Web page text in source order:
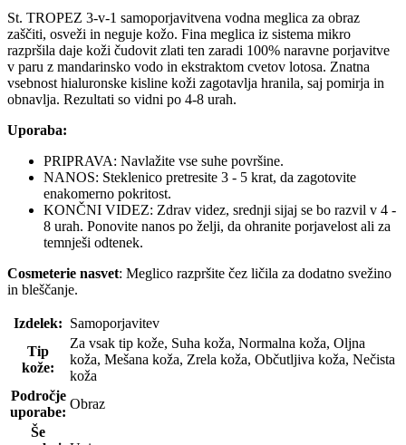
St. TROPEZ 3-v-1 samoporjavitvena vodna meglica za obraz
zaščiti, osveži in neguje kožo. Fina meglica iz sistema mikro
razpršila daje koži čudovit zlati ten zaradi 100% naravne porjavitve
v paru z mandarinsko vodo in ekstraktom cvetov lotosa. Znatna
vsebnost hialuronske kisline koži zagotavlja hranila, saj pomirja in
obnavlja. Rezultati so vidni po 4-8 urah.
Uporaba:
PRIPRAVA: Navlažite vse suhe površine.
NANOS: Steklenico pretresite 3 - 5 krat, da zagotovite
enakomerno pokritost.
KONČNI VIDEZ: Zdrav videz, srednji sijaj se bo razvil v 4 -
8 urah. Ponovite nanos po želji, da ohranite porjavelost ali za
temnješi odtenek.
Cosmeterie nasvet: Meglico razpršite čez ličila za dodatno svežino
in bleščanje.
Izdelek: Samoporjavitev
Tip
kože:
Za vsak tip kože, Suha koža, Normalna koža, Oljna
koža, Mešana koža, Zrela koža, Občutljiva koža, Nečista
koža
Področje
uporabe:
Obraz
Še